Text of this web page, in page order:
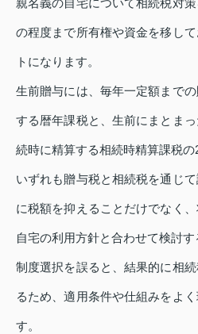
親名義の自宅について相続税対
の程度まで所有権や資金を移し
トになります。
生前贈与には、毎年一定額まで
する暦年課税と、生前にまとま
続時に精算する相続時精算課税の
いずれも贈与税と相続税を通じ
に税額を抑えることだけでなく
自宅の利用方針と合わせて検討す
制度選択を誤ると、結果的に相
るため、適用条件や仕組みをよ
す。